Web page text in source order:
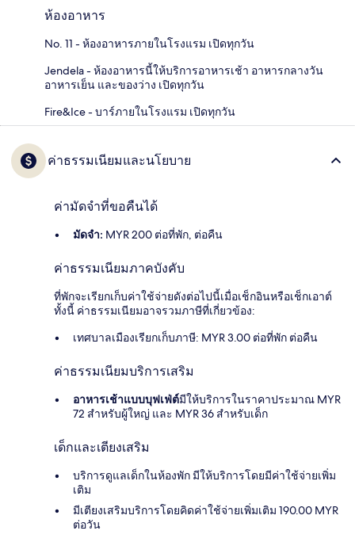
ห้องอาหาร
No. 11 - ห้องอาหารภายในโรงแรม เปิดทุกวัน
Jendela - ห้องอาหารนี้ให้บริการอาหารเช้า อาหารกลางวัน
อาหารเย็น และของว่าง เปิดทุกวัน
Fire&Ice - บาร์ภายในโรงแรม เปิดทุกวัน
ค่าธรรมเนียมและนโยบาย
ค่ามัดจำที่ขอคืนได้
มัดจำ: MYR 200 ต่อที่พัก, ต่อคืน
ค่าธรรมเนียมภาคบังคับ
ที่พักจะเรียกเก็บค่าใช้จ่ายดังต่อไปนี้เมื่อเช็กอินหรือเช็กเอาต์
ทั้งนี้ ค่าธรรมเนียมอาจรวมภาษีที่เกี่ยวข้อง:
เทศบาลเมืองเรียกเก็บภาษี: MYR 3.00 ต่อที่พัก ต่อคืน
ค่าธรรมเนียมบริการเสริม
อาหารเช้าแบบบุฟเฟ่ต์มีให้บริการในราคาประมาณ MYR
72 สำหรับผู้ใหญ่ และ MYR 36 สำหรับเด็ก
เด็กและเตียงเสริม
บริการดูแลเด็กในห้องพัก มีให้บริการโดยมีค่าใช้จ่ายเพิ่ม
เติม
มีเตียงเสริมบริการโดยคิดค่าใช้จ่ายเพิ่มเติม 190.00 MYR
ต่อวัน